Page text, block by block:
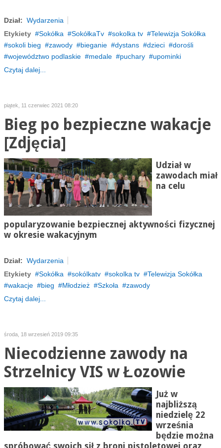
Dział: Wydarzenia
Etykiety
Sokółka SokółkaTv sokolka tv
Telewizja Sokółka
sokoli bieg
zawody bieganie dystans dzieci
dorośli
województwo podlaskie
medale puchary
upominki
Czytaj dalej...
piątek, 11 czerwiec 2021 08:20
Bieg po bezpieczne wakacje
[Zdjęcia]
Udział w
zawodach miał
na celu
popularyzowanie bezpiecznej aktywności fizycznej
w okresie wakacyjnym
Dział: Wydarzenia
Etykiety
Sokółka sokólkatv sokolka tv
Telewizja Sokółka
wakacje
bieg Młodzież Szkoła
zawody
Czytaj dalej...
środa, 18 wrzesień 2019 09:35
Niecodzienne zawody na
Strzelnicy VIS w Łozowie
Już w
najbliższą
niedzielę 22
września
będzie można
spróbować swoich sił z broni pistoletowej oraz